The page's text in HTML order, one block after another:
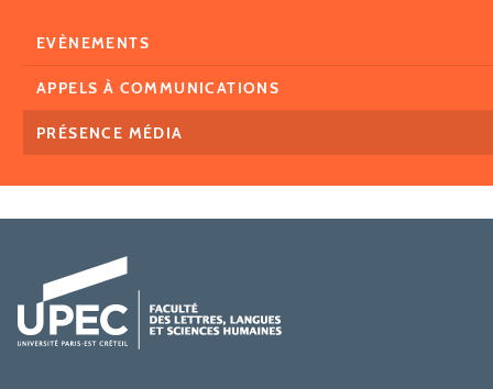
EVÈNEMENTS
APPELS À COMMUNICATIONS
PRÉSENCE MÉDIA